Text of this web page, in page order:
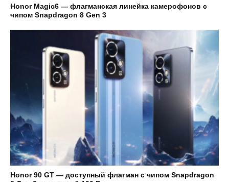
Honor Magic6 — флагманская линейка камерофонов с
чипом Snapdragon 8 Gen 3
Honor 90 GT — доступный флагман с чипом Snapdragon